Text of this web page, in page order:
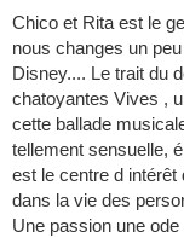
Chico et Rita est le
nous changes un
Disney.... Le trait du
chatoyantes Vives ,
cette ballade
tellement sensuelle,
est le centre d
dans la vie des
Une passion une